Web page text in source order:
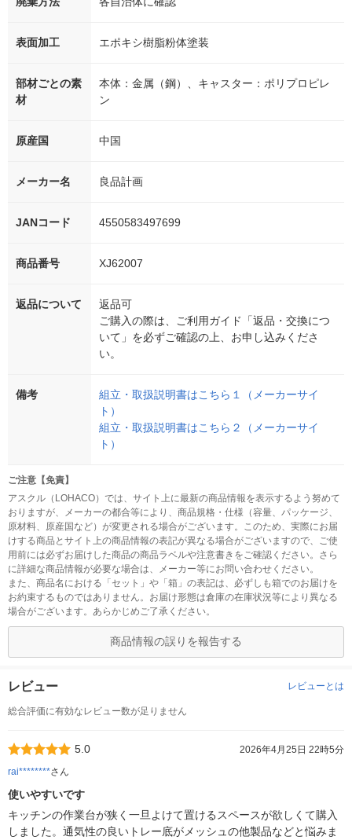
表面加工 エポキシ樹脂粉体塗装
部材ごとの素
材
本体：金属（鋼）、キャスター：ポリプロピレ
ン
原産国 中国
メーカー名 良品計画
JANコード 4550583497699
商品番号 XJ62007
返品について
返品可
ご購入の際は、ご利用ガイド「返品・交換につ
いて」を必ずご確認の上、お申し込みくださ
い。
備考
組立・取扱説明書はこちら１（メーカーサイ
ト）
組立・取扱説明書はこちら２（メーカーサイ
ト）
ご注意【免責】
アスクル（LOHACO）では、サイト上に最新の商品情報を表示するよう努めて
おりますが、メーカーの都合等により、商品規格・仕様（容量、パッケージ、
原材料、原産国など）が変更される場合がございます。このため、実際にお届
けする商品とサイト上の商品情報の表記が異なる場合がございますので、ご使
用前には必ずお届けした商品の商品ラベルや注意書きをご確認ください。さら
に詳細な商品情報が必要な場合は、メーカー等にお問い合わせください。
また、商品名における「セット」や「箱」の表記は、必ずしも箱でのお届けを
お約束するものではありません。お届け形態は倉庫の在庫状況等により異なる
場合がございます。あらかじめご了承ください。
商品情報の誤りを報告する
レビュー レビューとは
総合評価に有効なレビュー数が足りません
5.0
2026年4月25日 22時5分
rai********さん
使いやすいです
キッチンの作業台が狭く一旦よけて置けるスペースが欲しくて購入
しました。通気性の良いトレー底がメッシュの他製品などと悩みま